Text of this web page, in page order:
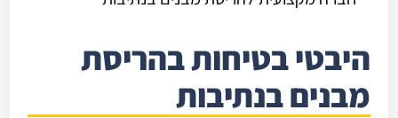
היבטי בטיחות בהריסת
מבנים בנתיבות